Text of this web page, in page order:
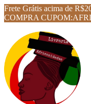
Frete Grátis acima de
COMPRA